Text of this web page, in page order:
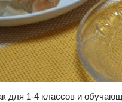
для 1-4 классов и